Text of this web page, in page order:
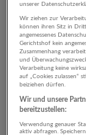
2
unserer
Wir ziehen zur
können ihren Sitz in
angemessenes
Gerichtshof kein
Zusammenhang
und
Verarbeitung keine
auf „Cookies zulassen“
beiziehen dürfen.
Wir und unsere
bereitzustellen:
Verwendung genauer
aktiv abfragen.